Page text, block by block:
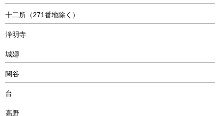
十二所（271番地除く）
浄明寺
城廻
関谷
台
高野